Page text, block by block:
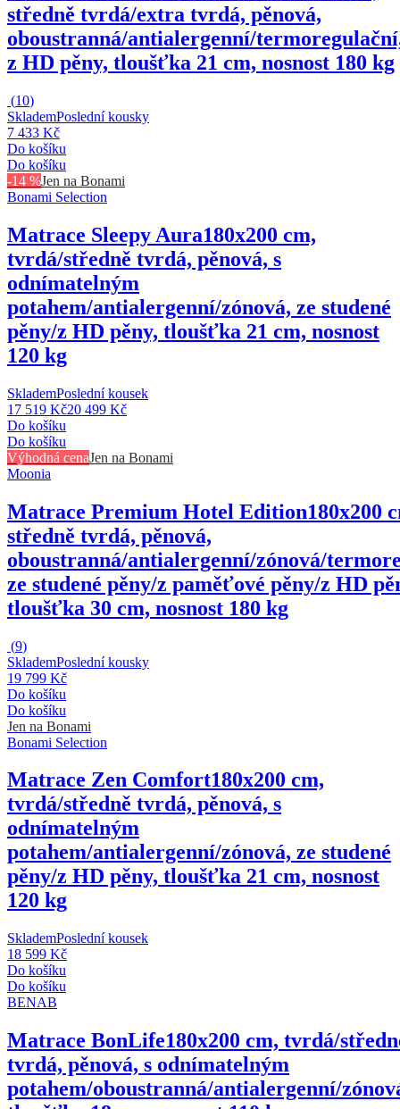
středně tvrdá/extra tvrdá, pěnová,
oboustranná/antialergenní/
z HD pěny, tloušťka 21 cm, nosnost 180 kg
(10)
SklademPoslední kousky
7 433 Kč
Do košíku
Do košíku
-14 %Jen na Bonami
Bonami Selection
Matrace Sleepy Aura180x200 cm,
tvrdá/středně tvrdá, pěnová, s
odnímatelným
potahem/antialergenní/zónová, ze studené
pěny/z HD pěny, tloušťka 21 cm, nosnost
120 kg
SklademPoslední kousek
17 519 Kč20 499 Kč
Do košíku
Do košíku
Výhodná cenaJen na Bonami
Moonia
Matrace Premium Hotel Edition180x200
středně tvrdá, pěnová,
oboustranná/antialergenní/zónová/
ze studené pěny/z paměťové pěny/z HD
tloušťka 30 cm, nosnost 180 kg
(9)
SklademPoslední kousky
19 799 Kč
Do košíku
Do košíku
Jen na Bonami
Bonami Selection
Matrace Zen Comfort180x200 cm,
tvrdá/středně tvrdá, pěnová, s
odnímatelným
potahem/antialergenní/zónová, ze studené
pěny/z HD pěny, tloušťka 21 cm, nosnost
120 kg
SklademPoslední kousek
18 599 Kč
Do košíku
Do košíku
BENAB
Matrace BonLife180x200 cm, tvrdá/
tvrdá, pěnová, s odnímatelným
potahem/oboustranná/antialergenní/